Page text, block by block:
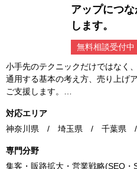
アップにつ
します。
無料相談受付中
小手先のテクニックだけではなく
通用する基本の考え方、売り上げ
ご支援します。…
対応エリア
神奈川県 / 埼玉県 / 千葉県
専門分野
集客・販路拡大・営業戦略(SEO